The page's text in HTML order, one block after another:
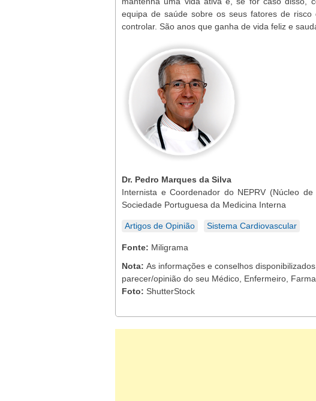
equipa de saúde sobre os seus fatores de
controlar. São anos que ganha de vida feliz e
Dr. Pedro Marques da Silva
Internista e Coordenador do NEPRV (Núcleo
Sociedade Portuguesa da Medicina Interna
Artigos de Opinião Sistema Cardiovascular
Fonte: Miligrama
Nota: As informações e conselhos
parecer/opinião do seu Médico, Enfermeiro,
Foto: ShutterStock